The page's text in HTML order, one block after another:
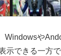
Windowsや
示できる一方